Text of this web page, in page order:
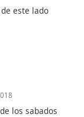
este lado
los sabados